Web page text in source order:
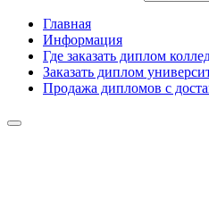
Главная
Информация
Где заказать диплом
Заказать диплом
Продажа дипломов с